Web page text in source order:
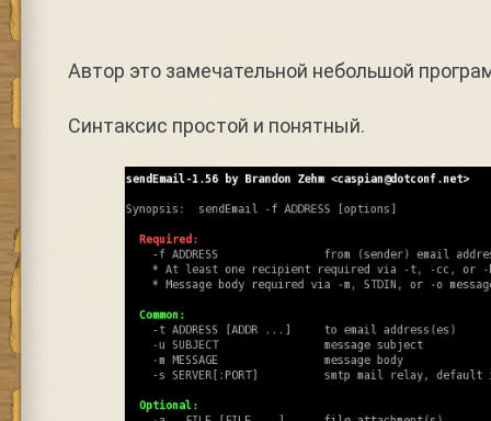
Автор это замечательной небольшой
Синтаксис простой и понятный.